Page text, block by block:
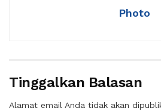
Photo
Tinggalkan Balasan
Alamat email Anda tidak akan